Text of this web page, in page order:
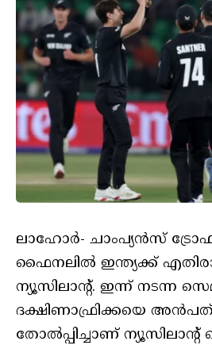
ലാഹോർ- ചാംപ്യൻസ് ട്രോഫി
ഫൈനലിൽ ഇന്ത്യക്ക്
ന്യൂസിലാന്റ്. ഇന്ന് നടന്ന
ദക്ഷിണാഫ്രിക്കയെ
തോൽപ്പിച്ചാണ്